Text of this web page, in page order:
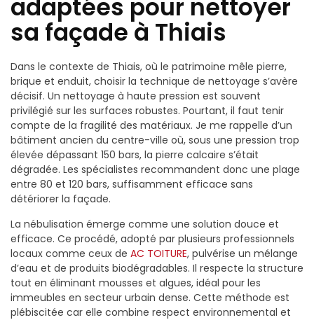
adaptées pour nettoyer
sa façade à Thiais
Dans le contexte de Thiais, où le patrimoine mêle pierre,
brique et enduit, choisir la technique de nettoyage s’avère
décisif. Un nettoyage à haute pression est souvent
privilégié sur les surfaces robustes. Pourtant, il faut tenir
compte de la fragilité des matériaux. Je me rappelle d’un
bâtiment ancien du centre-ville où, sous une pression trop
élevée dépassant 150 bars, la pierre calcaire s’était
dégradée. Les spécialistes recommandent donc une plage
entre 80 et 120 bars, suffisamment efficace sans
détériorer la façade.
La nébulisation émerge comme une solution douce et
efficace. Ce procédé, adopté par plusieurs professionnels
locaux comme ceux de AC TOITURE, pulvérise un mélange
d’eau et de produits biodégradables. Il respecte la structure
tout en éliminant mousses et algues, idéal pour les
immeubles en secteur urbain dense. Cette méthode est
plébiscitée car elle combine respect environnemental et